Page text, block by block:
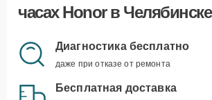
часах Honor в Челябинске
Диагностика бесплатно
даже при отказе от ремонта
Бесплатная доставка